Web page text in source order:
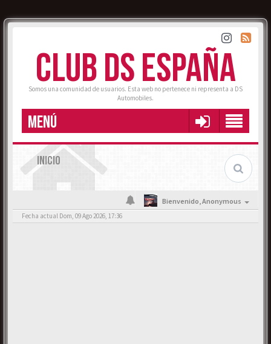
CLUB DS ESPAÑA
Somos una comunidad de usuarios. Esta web no pertenece ni representa a DS
Automobiles.
MENÚ
INICIO
Bienvenido,Anonymous
Fecha actual Dom, 09 Ago 2026, 17:36